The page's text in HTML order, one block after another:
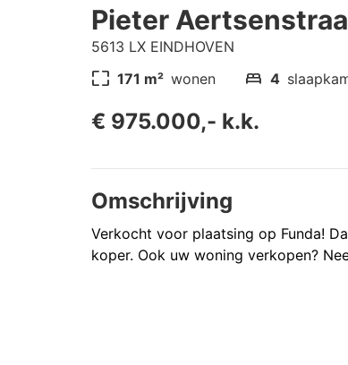
Pieter
5613 LX EINDHOVEN
pageless 171 m² wonen bed 4
€ 975.000,- k.k.
Omschrijving
Verkocht voor plaatsing op Funda!
koper. Ook uw woning verkopen?